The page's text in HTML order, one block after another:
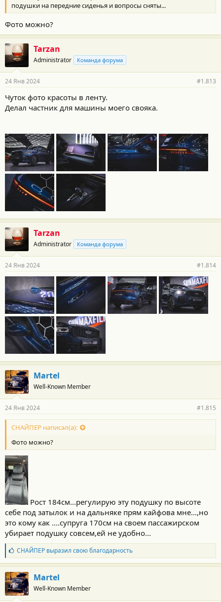
подушки на передние сиденья и вопросы сняты...
Фото можно?
Tarzan
Administrator Команда форума
24 Янв 2024 #1.813
Чуток фото красоты в ленту.
Делал частник для машины моего свояка.
Tarzan
Administrator Команда форума
24 Янв 2024 #1.814
Martel
Well-Known Member
24 Янв 2024 #1.815
СНАЙПЕР написал(а):
Фото можно?
Рост 184см...регулирую эту подушку по высоте
себе под затылок и на дальняке прям кайфова мне...,но
это кому как ....супруга 170см на своем пассажирском
убирает подушку совсем,ей не удобно...
Б
л
а
г
о
д
а
СНАЙПЕРвыразил свою благодарность
Martel
Well-Known Member